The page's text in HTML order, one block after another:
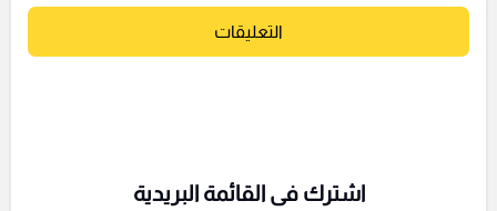
التعليقات
اشترك فى القائمة البريدية